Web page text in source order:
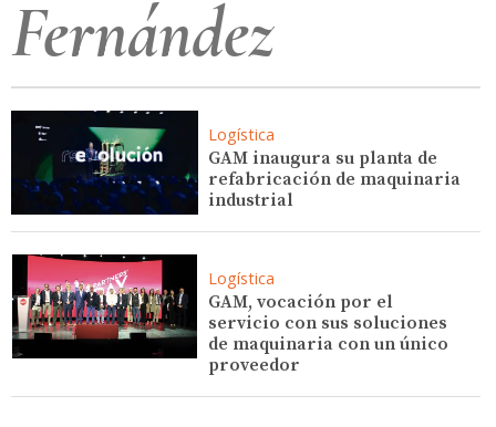
Fernández
Logística
GAM inaugura su planta de
refabricación de maquinaria
industrial
Logística
GAM, vocación por el
servicio con sus soluciones
de maquinaria con un único
proveedor